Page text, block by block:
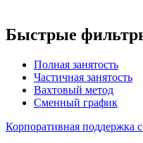
Быстрые
Полная занятость
Частичная занятость
Вахтовый метод
Сменный график
Корпоративная поддержка